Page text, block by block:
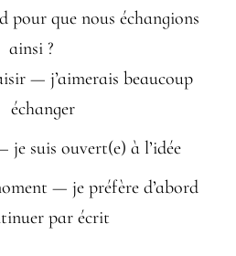
pour que nous échangions
ainsi ?
— j’aimerais beaucoup
échanger
je suis ouvert(e) à l’idée
— je préfère d’abord
par écrit